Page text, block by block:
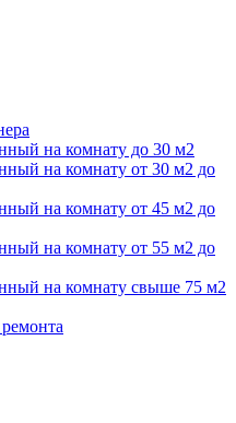
на комнату до 30 м2
на комнату от 30 м2 до
на комнату от 45 м2 до
на комнату от 55 м2 до
на комнату свыше 75 м2